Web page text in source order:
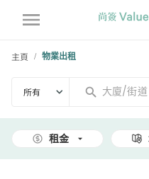
主頁 / 物業出租
所有
租金